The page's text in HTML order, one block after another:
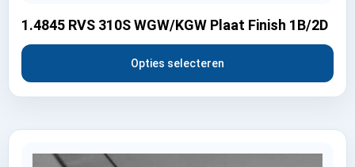
1.4845 RVS 310S WGW/KGW Plaat Finish 1B/2D
Opties selecteren